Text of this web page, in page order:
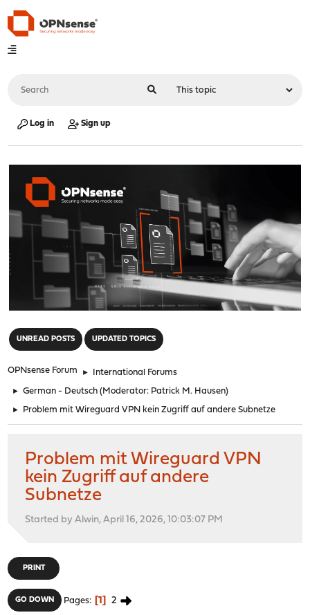
Log in Sign up
UNREAD POSTS UPDATED TOPICS
OPNsense Forum ► International Forums
► German - Deutsch (Moderator: Patrick M. Hausen)
► Problem mit Wireguard VPN kein Zugriff auf andere Subnetze
Problem mit Wireguard VPN
kein Zugriff auf andere
Subnetze
Started by Alwin, April 16, 2026, 10:03:07 PM
PRINT
GO DOWN Pages 1 2